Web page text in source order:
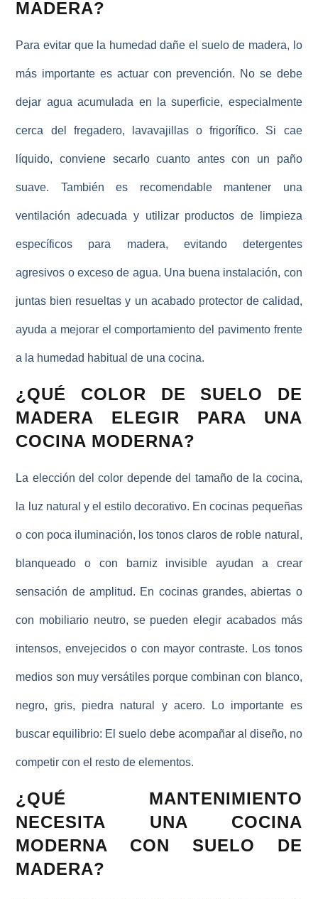
MADERA?
Para evitar que la humedad dañe el suelo de madera, lo
más importante es actuar con prevención. No se debe
dejar agua acumulada en la superficie, especialmente
cerca del fregadero, lavavajillas o frigorífico. Si cae
líquido, conviene secarlo cuanto antes con un paño
suave. También es recomendable mantener una
ventilación adecuada y utilizar productos de limpieza
específicos para madera, evitando detergentes
agresivos o exceso de agua. Una buena instalación, con
juntas bien resueltas y un acabado protector de calidad,
ayuda a mejorar el comportamiento del pavimento frente
a la humedad habitual de una cocina.
¿QUÉ COLOR DE SUELO DE
MADERA ELEGIR PARA UNA
COCINA MODERNA?
La elección del color depende del tamaño de la cocina,
la luz natural y el estilo decorativo. En cocinas pequeñas
o con poca iluminación, los tonos claros de roble natural,
blanqueado o con barniz invisible ayudan a crear
sensación de amplitud. En cocinas grandes, abiertas o
con mobiliario neutro, se pueden elegir acabados más
intensos, envejecidos o con mayor contraste. Los tonos
medios son muy versátiles porque combinan con blanco,
negro, gris, piedra natural y acero. Lo importante es
buscar equilibrio: El suelo debe acompañar al diseño, no
competir con el resto de elementos.
¿QUÉ MANTENIMIENTO
NECESITA UNA COCINA
MODERNA CON SUELO DE
MADERA?